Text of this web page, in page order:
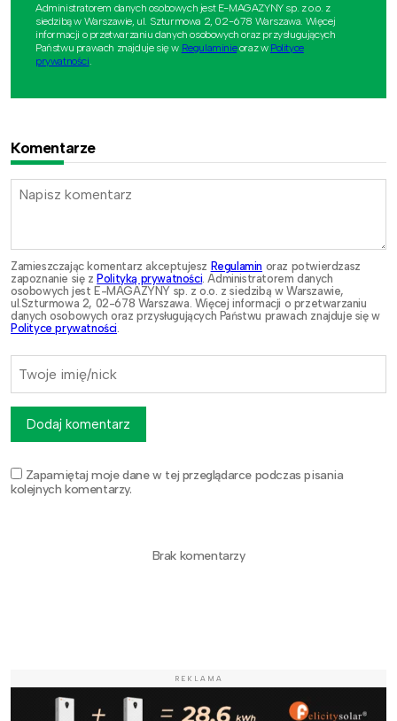
Administratorem danych osobowych jest E-MAGAZYNY sp. z o.o. z
siedzibą w Warszawie, ul. Szturmowa 2, 02-678 Warszawa. Więcej
informacji o przetwarzaniu danych osobowych oraz przysługujących
Państwu prawach znajduje się w Regulaminieoraz w Polityce
prywatności
Komentarze
Zamieszczając komentarz akceptujesz Regulamin oraz potwierdzasz
zapoznanie się z Polityką prywatności. Administratorem danych
osobowych jest E-MAGAZYNY sp. z o.o. z siedzibą w Warszawie,
ul.Szturmowa 2, 02-678 Warszawa. Więcej informacji o przetwarzaniu
danych osobowych oraz przysługujących Państwu prawach znajduje się w
Polityce prywatności.
Zapamiętaj moje dane w tej przeglądarce podczas pisania
kolejnych komentarzy.
Dodaj komentarz
Brak komentarzy
REKLAMA